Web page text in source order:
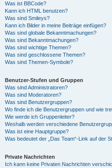
Was ist BBCode?
Kann ich HTML benutzen?
Was sind Smileys?
Kann ich Bilder in meine Beiträge einfügen?
Was sind globale Bekanntmachungen?
Was sind Bekanntmachungen?
Was sind wichtige Themen?
Was sind geschlossene Themen?
Was sind Themen-Symbole?
Benutzer-Stufen und Gruppen
Was sind Administratoren?
Was sind Moderatoren?
Was sind Benutzergruppen?
Wo finde ich die Benutzergruppen und wie
Wie werde ich Gruppenleiter?
Weshalb werden verschiedene
Was ist eine Hauptgruppe?
Was bedeutet der „Das Team“-Link auf der
Private Nachrichten
Ich kann keine Privaten Nachrichten